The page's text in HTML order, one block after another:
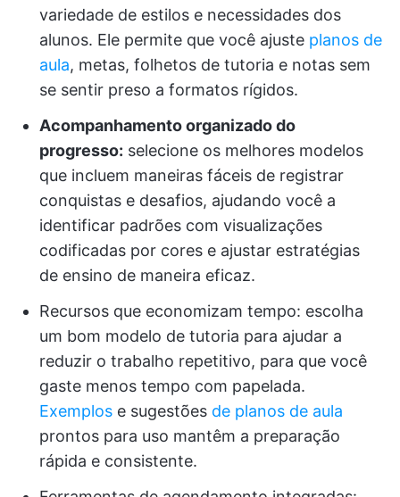
variedade de estilos e necessidades dos
alunos. Ele permite que você ajuste planos de
aula, metas, folhetos de tutoria e notas sem
se sentir preso a formatos rígidos.
Acompanhamento organizado do
progresso: selecione os melhores modelos
que incluem maneiras fáceis de registrar
conquistas e desafios, ajudando você a
identificar padrões com visualizações
codificadas por cores e ajustar estratégias
de ensino de maneira eficaz.
Recursos que economizam tempo: escolha
um bom modelo de tutoria para ajudar a
reduzir o trabalho repetitivo, para que você
gaste menos tempo com papelada.
Exemplos e sugestões de planos de aula
prontos para uso mantêm a preparação
rápida e consistente.